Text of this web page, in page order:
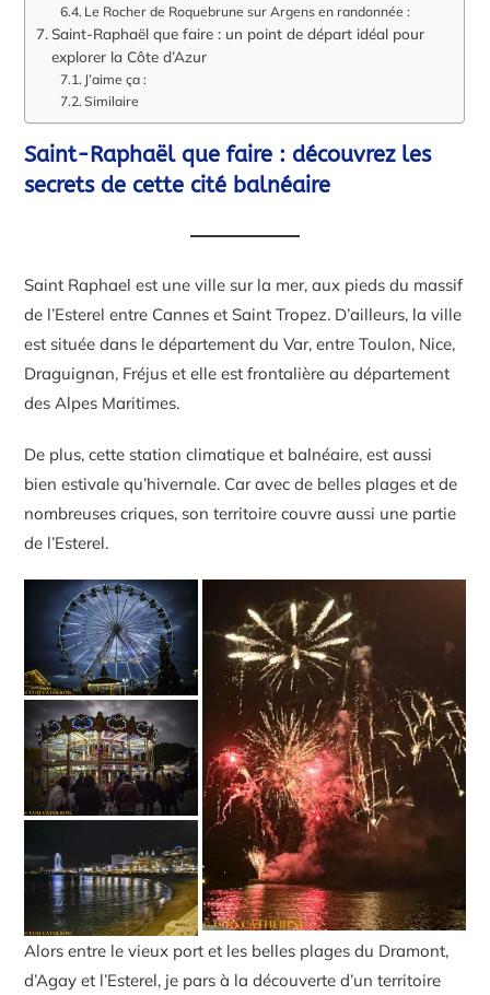
Le Rocher de Roquebrune sur Argens en randonnée :
Saint-Raphaël que faire : un point de départ idéal pour
explorer la Côte d’Azur
J’aime ça :
Similaire
Saint-Raphaël que faire : découvrez les
secrets de cette cité balnéaire
Saint Raphael est une ville sur la mer, aux pieds du massif
de l’Esterel entre Cannes et Saint Tropez. D’ailleurs, la ville
est située dans le département du Var, entre Toulon, Nice,
Draguignan, Fréjus et elle est frontalière au département
des Alpes Maritimes.
De plus, cette station climatique et balnéaire, est aussi
bien estivale qu’hivernale. Car avec de belles plages et de
nombreuses criques, son territoire couvre aussi une partie
de l’Esterel.
Alors entre le vieux port et les belles plages du Dramont,
d’Agay et l’Esterel, je pars à la découverte d’un territoire